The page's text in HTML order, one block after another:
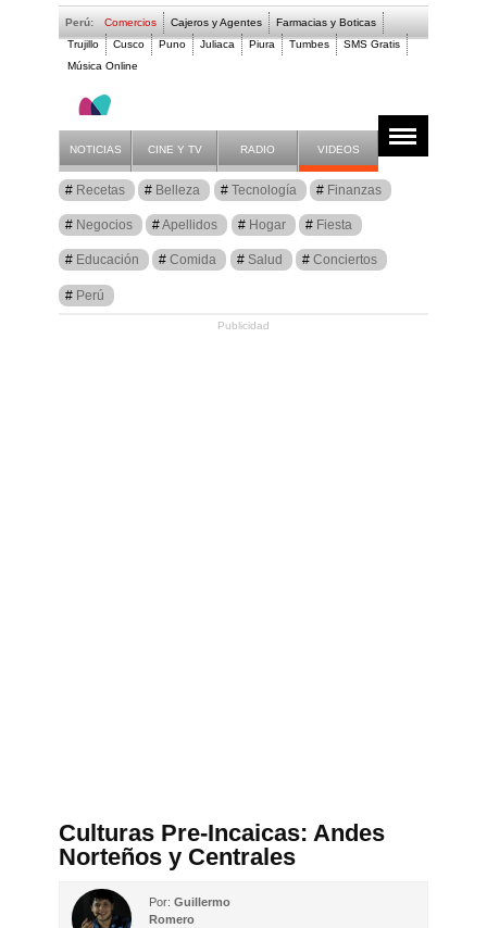
Perú: Comercios Cajeros y Agentes
Farmacias y Boticas
Trujillo
Cusco Puno Juliaca Piura Tumbes
SMS Gratis
Música Online
HistoriaArtículos
Historia
NOTICIAS CINE Y TV RADIO VIDEOS
Recetas Belleza Tecnología Finanzas
Negocios Apellidos Hogar Fiesta
Educación Comida Salud Conciertos
Perú
Publicidad
Culturas Pre-Incaicas: Andes
Norteños y Centrales
Por:Guillermo
Romero